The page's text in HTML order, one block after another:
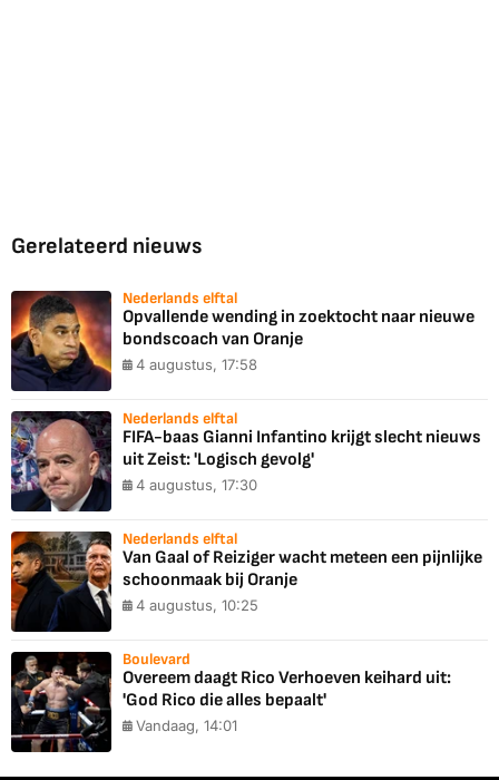
Gerelateerd nieuws
Nederlands elftal
Opvallende wending in zoektocht naar nieuwe
bondscoach van Oranje
4 augustus, 17:58
Nederlands elftal
FIFA-baas Gianni Infantino krijgt slecht nieuws
uit Zeist: 'Logisch gevolg'
4 augustus, 17:30
Nederlands elftal
Van Gaal of Reiziger wacht meteen een pijnlijke
schoonmaak bij Oranje
4 augustus, 10:25
Boulevard
Overeem daagt Rico Verhoeven keihard uit:
'God Rico die alles bepaalt'
Vandaag, 14:01